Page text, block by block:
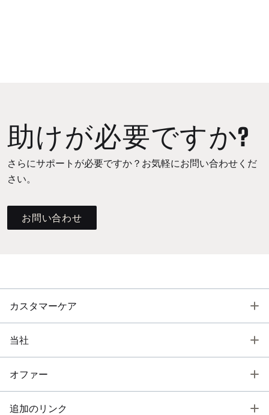
助けが必要ですか?
さらにサポートが必要ですか？お気軽にお問い合わせくだ
さい。
お問い合わせ
カスタマーケア
当社
オファー
追加のリンク